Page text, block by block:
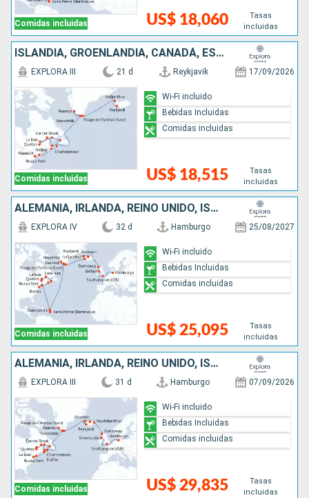
Comidas incluidas US$ 18,060
Tasas
incluidas
ISLANDIA, GROENLANDIA, CANADÁ, ESTADOS UNIDOS
Comidas incluidas
EXPLORA III 21 d Reykjavik 17/09/2026
US$ 18,515
Tasas
incluidas
Wi-Fi incluido
Bebidas Incluidas
Comidas incluidas
ALEMANIA, IRLANDA, REINO UNIDO, ISLANDIA, GROENLANDIA, ANTIGUA Y BARBUDA, CANADÁ, ESTADOS UNIDOS
Comidas incluidas
EXPLORA IV 32 d Hamburgo 25/08/2027
US$ 25,095
Tasas
incluidas
Wi-Fi incluido
Bebidas Incluidas
Comidas incluidas
ALEMANIA, IRLANDA, REINO UNIDO, ISLANDIA, GROENLANDIA, CANADÁ, ESTADOS UNIDOS
Comidas incluidas
EXPLORA III 31 d Hamburgo 07/09/2026
US$ 29,835
Tasas
incluidas
Wi-Fi incluido
Bebidas Incluidas
Comidas incluidas